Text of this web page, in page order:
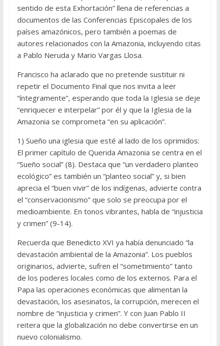
sentido de esta Exhortación” llena de referencias a
documentos de las Conferencias Episcopales de los
países amazónicos, pero también a poemas de
autores relacionados con la Amazonia, incluyendo citas
a Pablo Neruda y Mario Vargas Llosa.
Francisco ha aclarado que no pretende sustituir ni
repetir el Documento Final que nos invita a leer
“íntegramente”, esperando que toda la Iglesia se deje
“enriquecer e interpelar” por él y que la Iglesia de la
Amazonia se comprometa “en su aplicación”.
1) Sueño una iglesia que esté al lado de los oprimidos:
El primer capítulo de Querida Amazonia se centra en el
“Sueño social” (8). Destaca que “un verdadero planteo
ecológico” es también un “planteo social” y, si bien
aprecia el “buen vivir” de los indígenas, advierte contra
el “conservacionismo” que solo se preocupa por el
medioambiente. En tonos vibrantes, habla de “injusticia
y crimen” (9-14).
Recuerda que Benedicto XVI ya había denunciado “la
devastación ambiental de la Amazonia”. Los pueblos
originarios, advierte, sufren el “sometimiento” tanto
de los poderes locales como de los externos. Para el
Papa las operaciones económicas que alimentan la
devastación, los asesinatos, la corrupción, merecen el
nombre de “injusticia y crimen”. Y con Juan Pablo II
reitera que la globalización no debe convertirse en un
nuevo colonialismo.